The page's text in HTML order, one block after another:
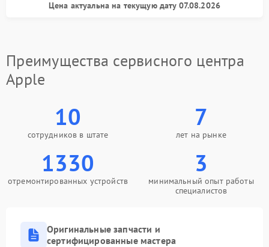
Цена актуальна на текущую дату 07.08.2026
Преимущества сервисного центра
Apple
10
сотрудников в штате
7
лет на рынке
1330
отремонтированных устройств
3
минимальный опыт работы
специалистов
Оригинальные запчасти и
сертифицированные мастера